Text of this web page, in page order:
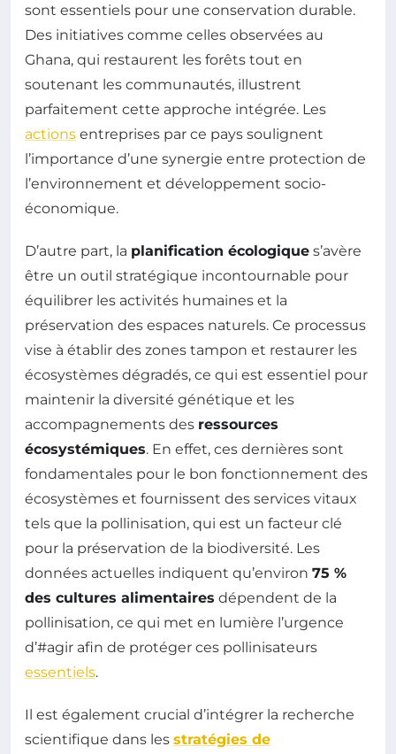
sont essentiels pour une conservation durable.
Des initiatives comme celles observées au
Ghana, qui restaurent les forêts tout en
soutenant les communautés, illustrent
parfaitement cette approche intégrée. Les
actions entreprises par ce pays soulignent
l’importance d’une synergie entre protection de
l’environnement et développement socio-
économique.
D’autre part, la planification écologique s’avère
être un outil stratégique incontournable pour
équilibrer les activités humaines et la
préservation des espaces naturels. Ce processus
vise à établir des zones tampon et restaurer les
écosystèmes dégradés, ce qui est essentiel pour
maintenir la diversité génétique et les
accompagnements des ressources
écosystémiques. En effet, ces dernières sont
fondamentales pour le bon fonctionnement des
écosystèmes et fournissent des services vitaux
tels que la pollinisation, qui est un facteur clé
pour la préservation de la biodiversité. Les
données actuelles indiquent qu’environ 75 %
des cultures alimentaires dépendent de la
pollinisation, ce qui met en lumière l’urgence
d’#agir afin de protéger ces pollinisateurs
essentiels.
Il est également crucial d’intégrer la recherche
scientifique dans les stratégies de